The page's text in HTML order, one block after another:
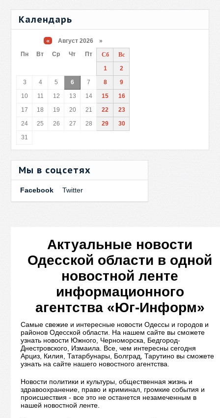
Календарь
« Август 2026 »
Пн
Вт Ср Чт Пт Сб
Вс
1
2
3
4 5 6 7 8
9
10
11 12 13 14 15
16
17
18 19 20 21 22
23
24
25 26 27 28 29
30
31
Мы в соцсетях
Facebook Twitter
Актуальные новости
Одесской области в одной
новостной ленте
информационного
агентства «Юг-Информ»
Самые свежие и интересные новости Одессы и городов и
районов Одесской области. На нашем сайте вы сможете
узнать новости Южного, Черноморска, Бедгород-
Днестровского, Измаила. Все, чем интересны сегодня
Арциз, Килия, Татарбунары, Болград, Тарутино вы сможете
узнать на сайте нашего новостного агентства.
Новости политики и культуры, общественная жизнь и
здравоохранение, право и криминал, громкие события и
происшествия - все это не останется незамеченным в
нашей новостной ленте.